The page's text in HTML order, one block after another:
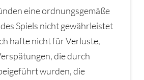
eine ordnungsgemäße
Spiels nicht gewährleistet
hafte nicht für Verluste,
die durch
wurden, die